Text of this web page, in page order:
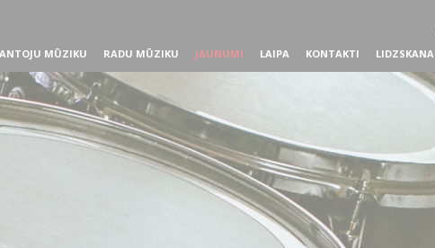
MŪZIKU RADU MŪZIKU JAUNUMI LAIPA KONTAKTI LIDZSKANA